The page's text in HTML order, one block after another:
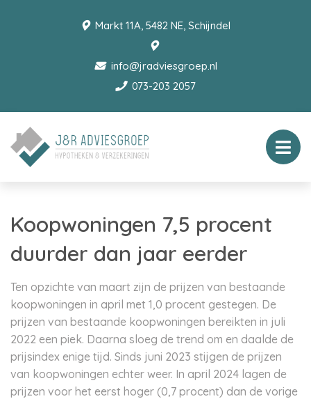
Markt 11A, 5482 NE, Schijndel
info@jradviesgroep.nl
073-203 2057
Koopwoningen 7,5 procent
duurder dan jaar eerder
Ten opzichte van maart zijn de prijzen van bestaande
koopwoningen in april met 1,0 procent gestegen. De
prijzen van bestaande koopwoningen bereikten in juli
2022 een piek. Daarna sloeg de trend om en daalde de
prijsindex enige tijd. Sinds juni 2023 stijgen de prijzen
van koopwoningen echter weer. In april 2024 lagen de
prijzen voor het eerst hoger (0,7 procent) dan de vorige